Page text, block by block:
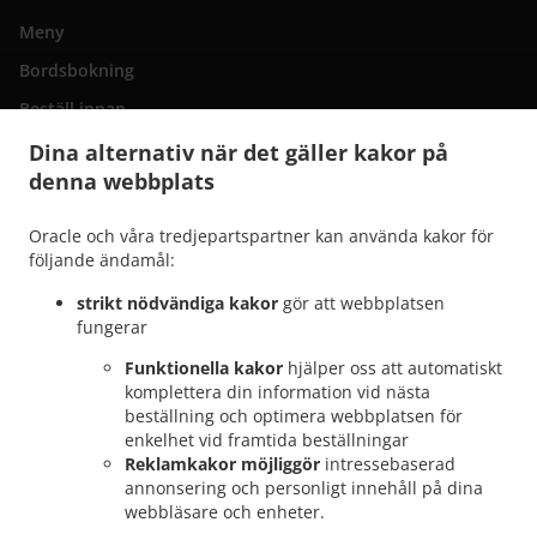
Dina alternativ när det gäller kakor på
denna webbplats
Oracle och våra tredjepartspartner kan använda kakor för
följande ändamål:
strikt nödvändiga kakor gör att webbplatsen
fungerar
Funktionella kakor hjälper oss att automatiskt
komplettera din information vid nästa
beställning och optimera webbplatsen för
enkelhet vid framtida beställningar
Reklamkakor möjliggör intressebaserad
annonsering och personligt innehåll på dina
webbläsare och enheter.
Meny
Bordsbokning
Beställ innan
Kontakta oss
Italiensk matleverans San Bartolomé de Tirajana . Italiensk matleverans Maspalomas
Playa del Inglés
. Italiensk matleverans Maspalomas San Fernando
matleverans Maspalomas Campo Internacional
Italiensk matleverans Maspalomas
Meloneras . Italiensk matleverans Maspalomas San Agustín
Italiensk matleverans Maspalomas Sonnenland . Italiensk matleverans Maspalomas
Italiensk matleverans El Tablero
. Italiensk matleverans Lomo Gordo .
matleverans Montaña la Data
Italiensk matleverans El Salobre
. Italiensk matleverans Montaña Blanca
matleverans Mogán
. Italiensk matleverans Bahía Feliz